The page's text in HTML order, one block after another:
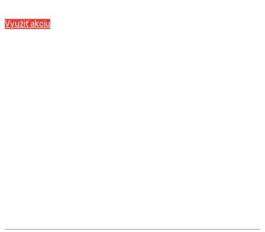
Využiť akciu